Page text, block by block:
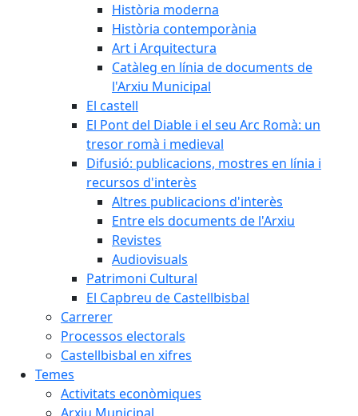
Història moderna
Història contemporània
Art i Arquitectura
Catàleg en línia de documents de
l'Arxiu Municipal
El castell
El Pont del Diable i el seu Arc Romà: un
tresor romà i medieval
Difusió: publicacions, mostres en línia i
recursos d'interès
Altres publicacions d'interès
Entre els documents de l'Arxiu
Revistes
Audiovisuals
Patrimoni Cultural
El Capbreu de Castellbisbal
Carrerer
Processos electorals
Castellbisbal en xifres
Temes
Activitats econòmiques